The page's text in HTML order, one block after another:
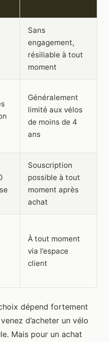
Sans
engagement,
résiliable à tout
moment
Généralement
limité aux vélos
de moins de 4
ans
Souscription
possible à tout
moment après
achat
À tout moment
via l’espace
client
dépend fortement
d’acheter un vélo
Mais pour un achat